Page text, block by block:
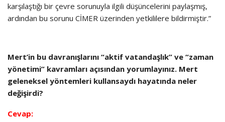
karşılaştığı bir çevre sorunuyla ilgili düşüncelerini paylaşmış,
ardından bu sorunu CİMER üzerinden yetkililere bildirmiştir.”
Mert’in bu davranışlarını “aktif vatandaşlık” ve “zaman
yönetimi” kavramları açısından yorumlayınız. Mert
geleneksel yöntemleri kullansaydı hayatında neler
değişirdi?
Cevap: